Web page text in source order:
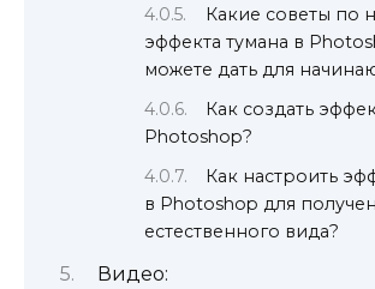
Какие советы по
эффекта тумана в
можете дать для
Как создать
Photoshop?
Как настроить
в Photoshop для
естественного вида?
Видео: